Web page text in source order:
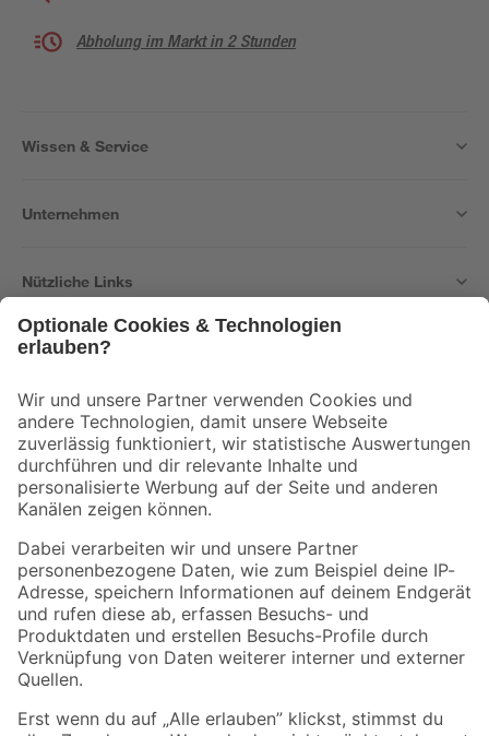
Abholung im Markt in 2 Stunden
Wissen & Service
Unternehmen
Nützliche Links
Der toom Newsletter: Keine Angebote und Aktionen mehr verpassen!
Zur Newsletter Anmeldung
Folge uns
Zahlungsarten Versandarten
Sicher einkaufen